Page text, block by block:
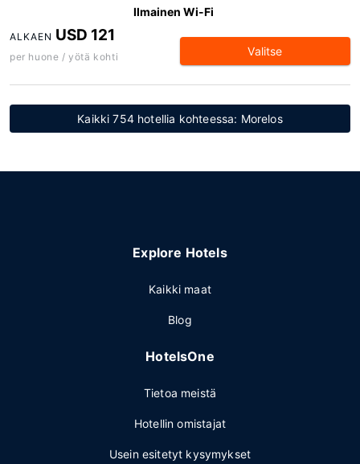
Ilmainen Wi-Fi
ALKAEN USD 121
per huone / yötä kohti Valitse
Kaikki 754 hotellia kohteessa: Morelos
Explore Hotels
Kaikki maat
Blog
HotelsOne
Tietoa meistä
Hotellin omistajat
Usein esitetyt kysymykset